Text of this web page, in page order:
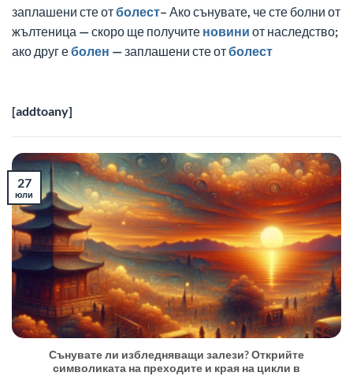
заплашени сте отболест– Ако сънувате, че сте болни от
жълтеница — скоро ще получите новини от наследство;
ако друг еболен — заплашени сте отболест
[addtoany]
Сънувате ли избледняващи залези? Открийте
символиката на преходите и края на цикли в
27
юли